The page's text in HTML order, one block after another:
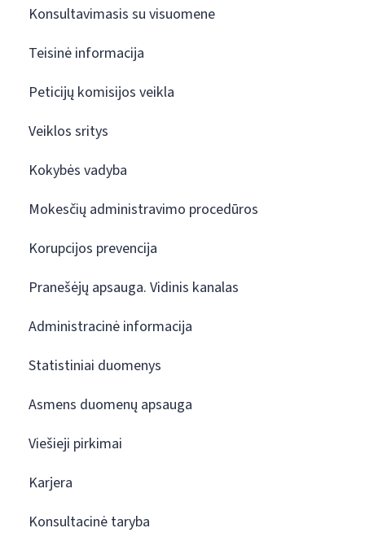
Konsultavimasis su visuomene
Teisinė informacija
Peticijų komisijos veikla
Veiklos sritys
Kokybės vadyba
Mokesčių administravimo procedūros
Korupcijos prevencija
Pranešėjų apsauga. Vidinis kanalas
Administracinė informacija
Statistiniai duomenys
Asmens duomenų apsauga
Viešieji pirkimai
Karjera
Konsultacinė taryba